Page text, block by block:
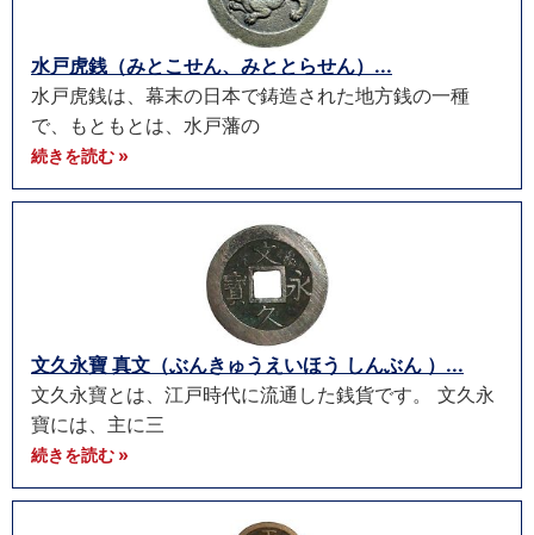
水戸虎銭（みとこせん、みととらせん）...
水戸虎銭は、幕末の日本で鋳造された地方銭の一種
で、もともとは、水戸藩の
続きを読む »
文久永寶 真文（ぶんきゅうえいほう しんぶん ）...
文久永寶とは、江戸時代に流通した銭貨です。 文久永
寶には、主に三
続きを読む »